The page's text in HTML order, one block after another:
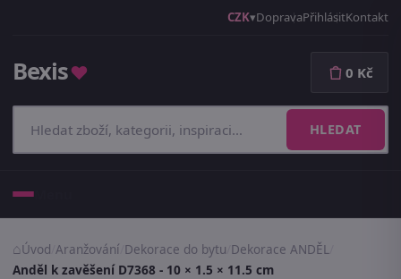
CZK DopravaPřihlásitKontakt
Bexis♥
HLEDAT
0 Kč
Úvod Aranžování Dekorace do bytu Dekorace ANDĚL
Anděl k zavěšení D7368 - 10 × 1.5 × 11.5 cm